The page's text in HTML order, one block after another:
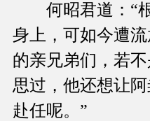
何昭君道：“根
身上，可如今遭
的亲兄弟们，若
思过，他还想让
赴任呢。”